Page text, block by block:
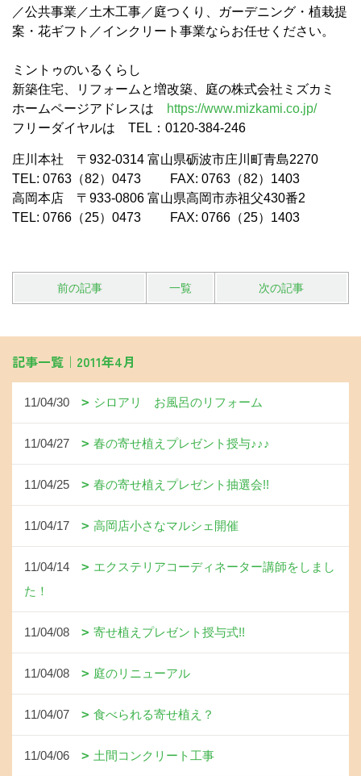
／公共事業／土木工事／庭つくり、ガーデニング・植栽提
案・花ギフト／インクリート事業ならお任せください。
ミントゥのいるくらし
新築住宅、リフォームと増改築、庭の株式会社ミズカミ
ホームページアドレスは
https://www.mizkami.co.jp/
フリーダイヤルは TEL：0120-384-246
庄川本社 〒932-0314 富山県砺波市庄川町青島2270
TEL: 0763（82）0473 FAX: 0763（82）1403
高岡本店 〒933-0806 富山県高岡市赤祖父430番2
TEL: 0766（25）0473 FAX: 0766（25）1403
前の記事 一覧 次の記事
記事一覧｜2011年4月
11/04/30 シロアリ お風呂のリフォーム
11/04/27 春の寄せ植えプレゼント授与♪♪♪
11/04/25 春の寄せ植えプレゼント抽選会!!
11/04/17 高岡店小さなマルシェ開催
11/04/14
エクステリアコーディネーター講師をしまし
た！
11/04/08 寄せ植えプレゼント授与式!!
11/04/08 庭のリニューアル
11/04/07 食べられる寄せ植え？
11/04/06 土間コンクリート工事